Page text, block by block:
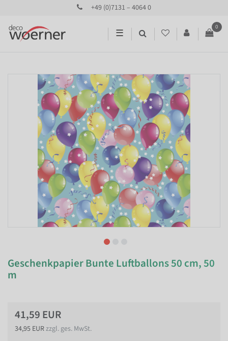
+49 (0)7131 – 4064 0
☰
0
Geschenkpapier Bunte Luftballons 50 cm, 50
m
41,59 EUR
34,95 EURzzgl. ges. MwSt.